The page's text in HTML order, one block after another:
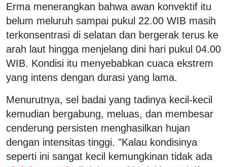
Erma menerangkan bahwa awan konvektif itu
belum meluruh sampai pukul 22.00 WIB masih
terkonsentrasi di selatan dan bergerak terus ke
arah laut hingga menjelang dini hari pukul 04.00
WIB. Kondisi itu menyebabkan cuaca ekstrem
yang intens dengan durasi yang lama.
Menurutnya, sel badai yang tadinya kecil-kecil
kemudian bergabung, meluas, dan membesar
cenderung persisten menghasilkan hujan
dengan intensitas tinggi. "Kalau kondisinya
seperti ini sangat kecil kemungkinan tidak ada